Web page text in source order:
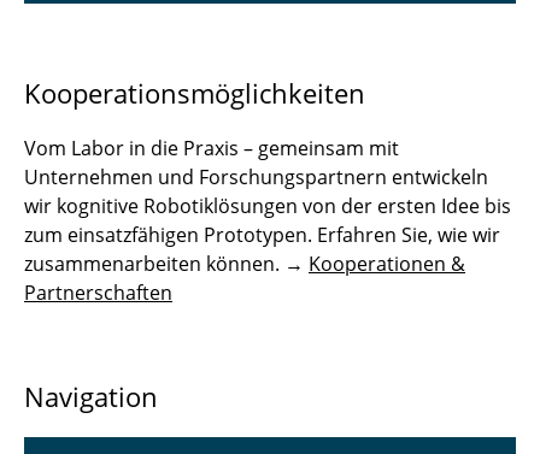
Kooperationsmöglichkeiten
Vom Labor in die Praxis – gemeinsam mit
Unternehmen und Forschungspartnern entwickeln
wir kognitive Robotiklösungen von der ersten Idee bis
zum einsatzfähigen Prototypen. Erfahren Sie, wie wir
zusammenarbeiten können. → Kooperationen &
Partnerschaften
Navigation